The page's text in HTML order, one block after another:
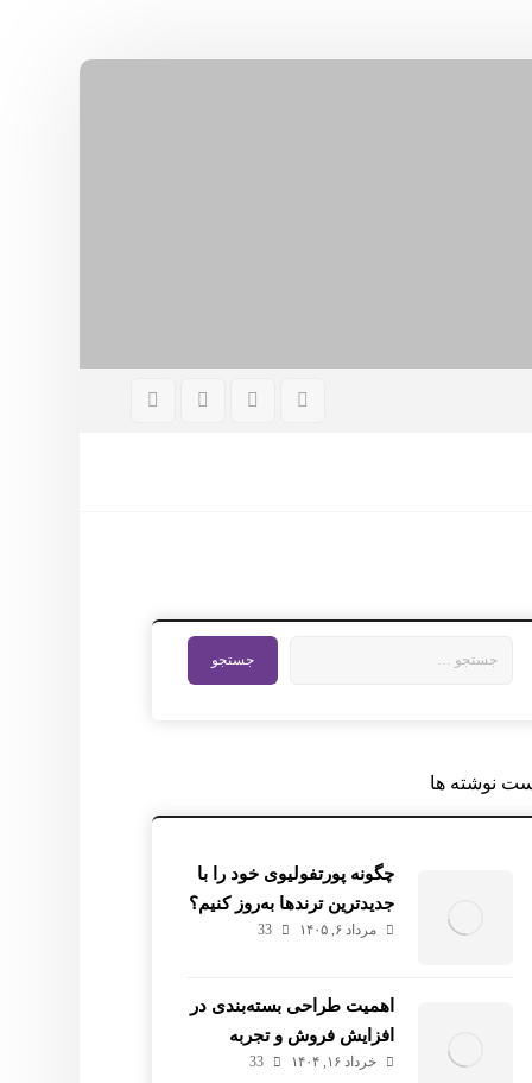
نوشته ها
چگونه پورتفولیوی خود را با
جدیدترین ترندها به‌روز کنیم؟
مرداد ۶, ۱۴۰۵ 33
اهمیت طراحی بسته‌بندی در
افزایش فروش و تجربه
مشتری
خرداد ۱۶, ۱۴۰۴ 33